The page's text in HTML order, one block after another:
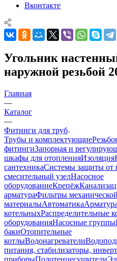
Вконтакте
Угольник
наружной резьбой
Главная
—
Каталог
—
Фитинги для труб
Трубы и комплектующие
фитингиЗапорная и
шкафы для отопленияИзоляция
сантехникаСистемы защиты от
смесительный узелНасосное
оборудованиеКрепёж
арматураФильтры
материалыАвтоматика
котельныхРаспределительные
оборудованияНасосные группы
бакиОтопительные
котлыВодонагреватели
питания, стабилизаторы,
приборыПолотенцесушители